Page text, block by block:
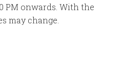
PM onwards. With the
may change.